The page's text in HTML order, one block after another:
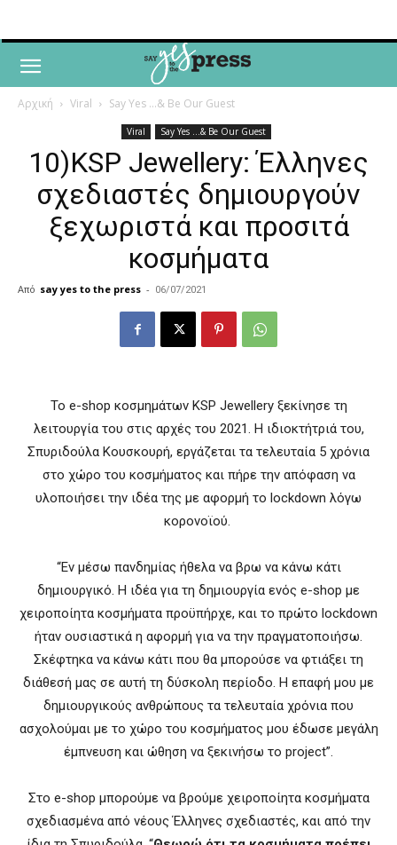
Αρχική Viral Say Yes ...& Be Our Guest
Viral Say Yes ...& Be Our Guest
10)KSP Jewellery: Έλληνες
σχεδιαστές δημιουργούν
ξεχωριστά και προσιτά
κοσμήματα
Από say yes to the press - 06/07/2021
To e-shop κοσμημάτων KSP Jewellery ξεκίνησε τη
λειτουργία του στις αρχές του 2021. Η ιδιοκτήτριά του,
Σπυριδούλα Κουσκουρή, εργάζεται τα τελευταία 5 χρόνια
στο χώρο του κοσμήματος και πήρε την απόφαση να
υλοποιήσει την ιδέα της με αφορμή το lockdown λόγω
κορονοϊού.
“Εν μέσω πανδημίας ήθελα να βρω να κάνω κάτι
δημιουργικό. Η ιδέα για τη δημιουργία ενός e-shop με
χειροποίητα κοσμήματα προϋπήρχε, και το πρώτο lockdown
ήταν ουσιαστικά η αφορμή για να την πραγματοποιήσω.
Σκέφτηκα να κάνω κάτι που θα μπορούσε να φτιάξει τη
διάθεσή μας σε αυτή τη δύσκολη περίοδο. Η επαφή μου με
δημιουργικούς ανθρώπους τα τελευταία χρόνια που
ασχολούμαι με το χώρο του κοσμήματος μου έδωσε μεγάλη
έμπνευση και ώθηση να ξεκινήσω το project”.
Στο e-shop μπορούμε να βρούμε χειροποίητα κοσμήματα
σχεδιασμένα από νέους Έλληνες σχεδιαστές, και από την